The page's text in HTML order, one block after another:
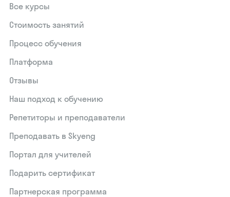
Все курсы
Стоимость занятий
Процесс обучения
Платформа
Отзывы
Наш подход к обучению
Репетиторы и преподаватели
Преподавать в Skyeng
Портал для учителей
Подарить сертификат
Партнерская программа